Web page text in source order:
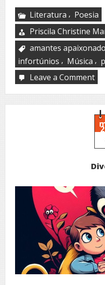
Literatura , Poesia
Priscila Christine
amantes
infortúnios , Música ,
Leave a Commenton
se